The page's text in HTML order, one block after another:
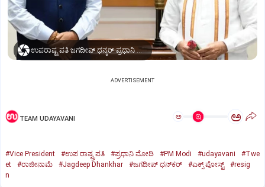
ಉಪರಾಷ್ಟ್ರಪತಿ ಜಗದೀಪ್‌ ಧನ್ಕರ್-ಪ್ರಧಾನಿ ಮೋದಿ
ADVERTISEMENT
TEAM UDAYAVANI ಅ ಅ
#Vice President #ಉಪ ರಾಷ್ಟ್ರಪತಿ #ಪ್ರಧಾನಿ ಮೋದಿ #PM Modi #udayavani
#Twe
et
#ರಾಜೀನಾಮೆ #Jagdeep Dhankhar #ಜಗದೀಪ್‌ ಧನ್‌ಕರ್‌ #ಎಕ್ಸ್‌ ಪೋಸ್ಟ್
#resig
n